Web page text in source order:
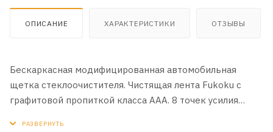
ОПИСАНИЕ ХАРАКТЕРИСТИКИ ОТЗЫВЫ
Бескаркасная модифицированная автомобильная
щетка стеклоочистителя. Чистящая лента Fukoku с
графитовой пропиткой класса ААА. 8 точек усилия